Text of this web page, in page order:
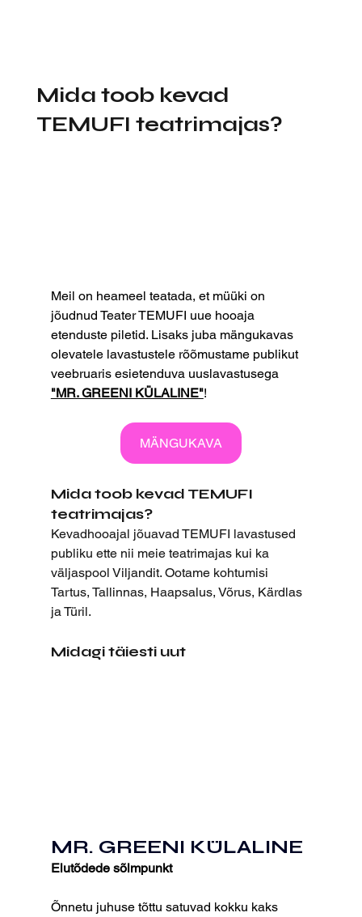
Mida toob kevad
TEMUFI teatrimajas?
Meil on heameel teatada, et müüki on
jõudnud Teater TEMUFI uue hooaja
etenduste piletid. Lisaks juba mängukavas
olevatele lavastustele rõõmustame publikut
veebruaris esietenduva uuslavastusega
"MR. GREENI KÜLALINE"!
MÄNGUKAVA
Mida toob kevad TEMUFI
teatrimajas?
Kevadhooajal jõuavad TEMUFI lavastused
publiku ette nii meie teatrimajas kui ka
väljaspool Viljandit. Ootame kohtumisi
Tartus, Tallinnas, Haapsalus, Võrus, Kärdlas
ja Türil.
Midagi täiesti uut
MR. GREENI KÜLALINE
Elutõdede sõlmpunkt
Õnnetu juhuse tõttu satuvad kokku kaks